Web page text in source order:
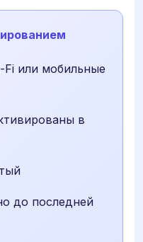
Fi или мобильные
в
до последней